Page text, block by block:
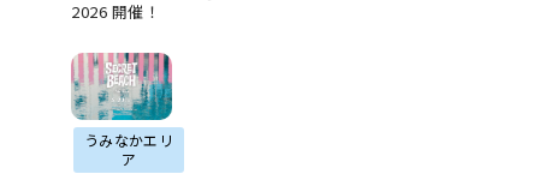
2026 開催！
うみなかエリ
ア